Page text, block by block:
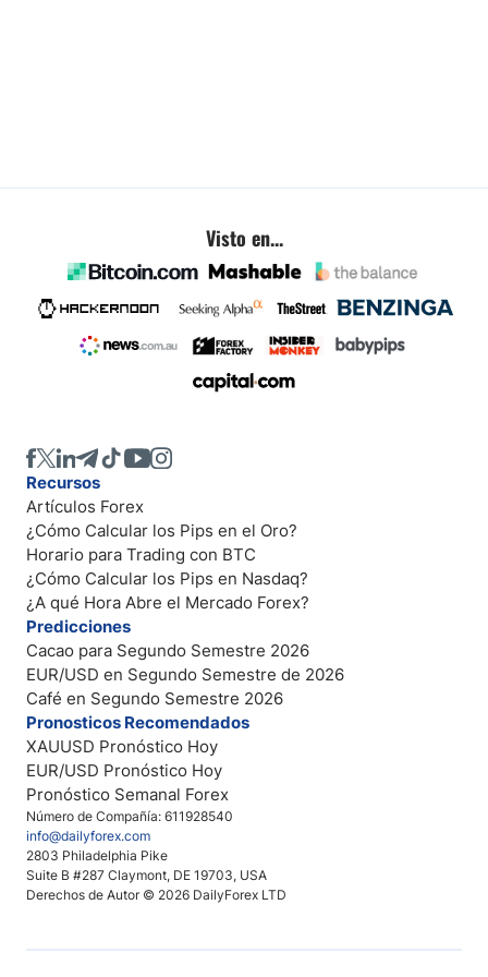
Visto en...
Número de Compañía: 611928540
info@dailyforex.com
2803 Philadelphia Pike
Suite B #287 Claymont, DE 19703, USA
Derechos de Autor © 2026 DailyForex LTD
Recursos
Artículos Forex
¿Cómo Calcular los Pips en el Oro?
Horario para Trading con BTC
¿Cómo Calcular los Pips en Nasdaq?
¿A qué Hora Abre el Mercado Forex?
Predicciones
Cacao para Segundo Semestre 2026
EUR/USD en Segundo Semestre de 2026
Café en Segundo Semestre 2026
Pronosticos Recomendados
XAUUSD Pronóstico Hoy
EUR/USD Pronóstico Hoy
Pronóstico Semanal Forex